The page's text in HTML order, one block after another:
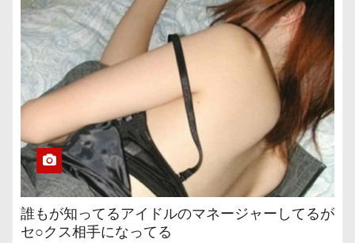
誰もが知ってるアイドルのマネージャーしてるが
セ○クス相手になってる